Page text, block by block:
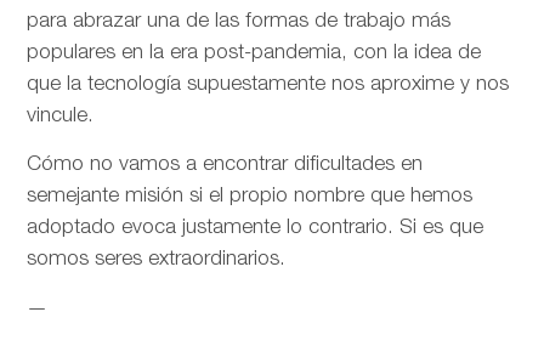
para abrazar una de las formas de trabajo más
populares en la era post-pandemia, con la idea de
que la tecnología supuestamente nos aproxime y nos
vincule.
Cómo no vamos a encontrar dificultades en
semejante misión si el propio nombre que hemos
adoptado evoca justamente lo contrario. Si es que
somos seres extraordinarios.
—